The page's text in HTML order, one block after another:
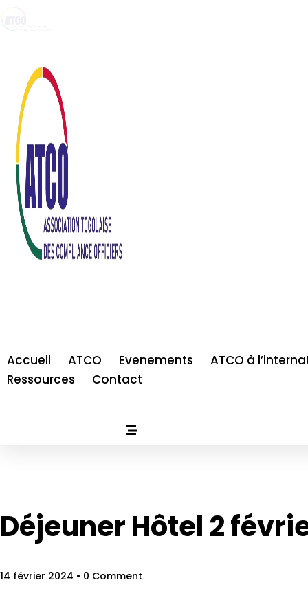
Accueil ATCO Evenements
ATCO à
Ressources
Contact
Accueil ATCO Evenements
Déjeuner Hôtel 2
14 février 2024 • 0 Comment